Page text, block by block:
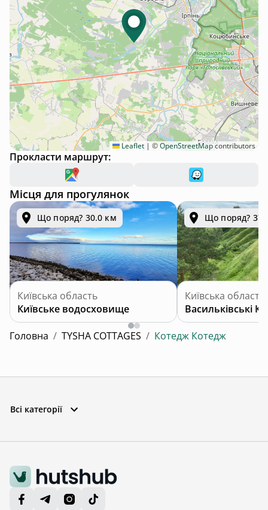
Leaflet | ©OpenStreetMapcontributors
Прокласти маршрут:
Місця для прогулянок
Що поряд? 30.0 км
Київська область
Київське водосховище
Що поряд?
Київська область
Васильківські
Головна / TYSHA COTTAGES / Котедж Котедж
Всі категорії